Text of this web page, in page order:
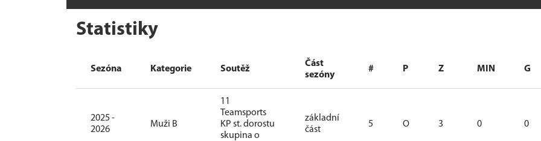
Statistiky
Sezóna Kategorie Soutěž
Část
sezóny
# P Z MIN G
2025 -
2026
Muži B
11
Teamsports
KP st. dorostu
skupina o
základní
část
5 O 3 0 0